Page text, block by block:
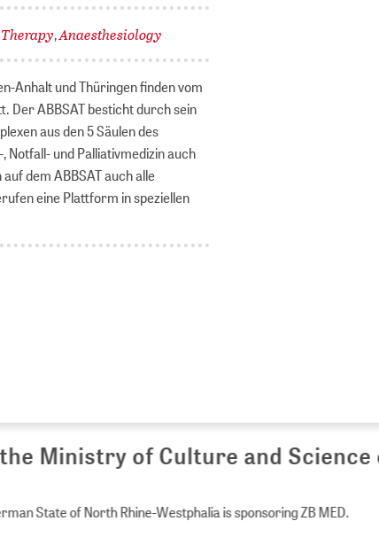
,Anaesthesiology
Anhalt und Thüringen finden vom
Der ABBSAT besticht durch sein
aus den 5 Säulen des
Notfall- und Palliativmedizin auch
dem ABBSAT auch alle
eine Plattform in speziellen
Ministry of Culture and Science of
State of North Rhine-Westphalia is sponsoring ZB MED.